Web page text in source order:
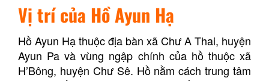
Vị trí của Hồ Ayun Hạ
Hồ Ayun Hạ thuộc địa bàn xã Chư A Thai, huyện
Ayun Pa và vùng ngập chính của hồ thuộc xã
H’Bông, huyện Chư Sê. Hồ nằm cách trung tâm